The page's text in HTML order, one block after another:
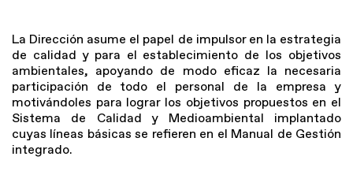
La Dirección asume el papel de impulsor en la estrategia
de calidad y para el establecimiento de los objetivos
ambientales, apoyando de modo eficaz la necesaria
participación de todo el personal de la empresa y
motivándoles para lograr los objetivos propuestos en el
Sistema de Calidad y Medioambiental implantado
cuyas líneas básicas se refieren en el Manual de Gestión
integrado.